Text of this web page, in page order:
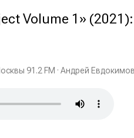
Volume 1»
91.2 FM · Андрей Евдокимов